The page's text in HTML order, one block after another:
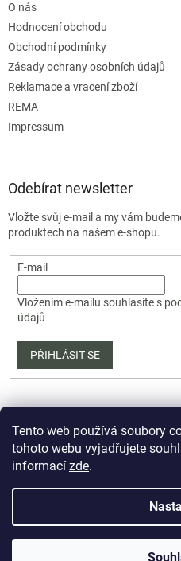
Tento web používá soubory
tohoto webu vyjadřujete
informací zde.
O nás
Hodnocení obchodu
Obchodní podmínky
Zásady ochrany osobních údajů
Reklamace a vracení zboží
REMA
Impressum
Odebírat newsletter
Vložte svůj e-mail a my vám
produktech na našem e-shopu.
E-mail
Vložením e-mailu souhlasíte s
údajů
PŘIHLÁSIT SE
Upravit